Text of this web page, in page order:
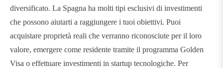
diversificato. La Spagna ha molti tipi esclusivi di investimenti
che possono aiutarti a raggiungere i tuoi obiettivi. Puoi
acquistare proprietà reali che verranno riconosciute per il loro
valore, emergere come residente tramite il programma Golden
Visa o effettuare investimenti in startup tecnologiche. Per